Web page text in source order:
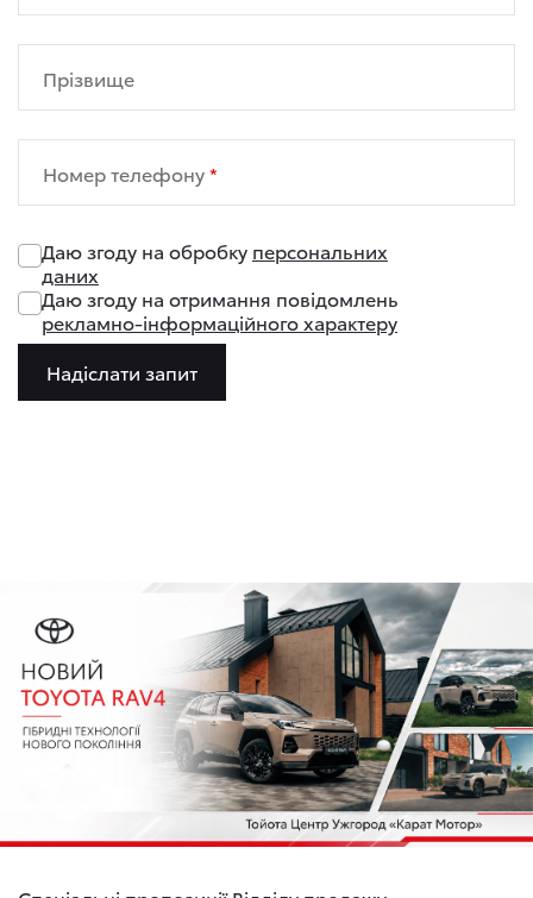
Прізвище
Номер телефону
Даю згоду на обробку персональних
даних
Даю згоду на отримання повідомлень
рекламно-інформаційного характеру
Надіслати запит